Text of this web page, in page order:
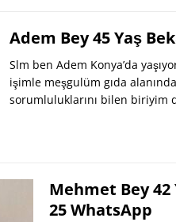
Adem Bey 45 Yaş
Slm ben Adem Konya’da
işimle meşgulüm gıda
sorumluluklarını bilen biriyim
Mehmet Bey 42
25 WhatsApp